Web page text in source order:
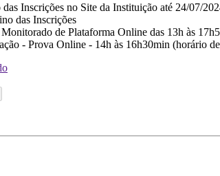
Inscrições no Site da Instituição até 24/07/
das Inscrições
Monitorado de Plataforma Online das 13h às
- Prova Online - 14h às 16h30min (horário